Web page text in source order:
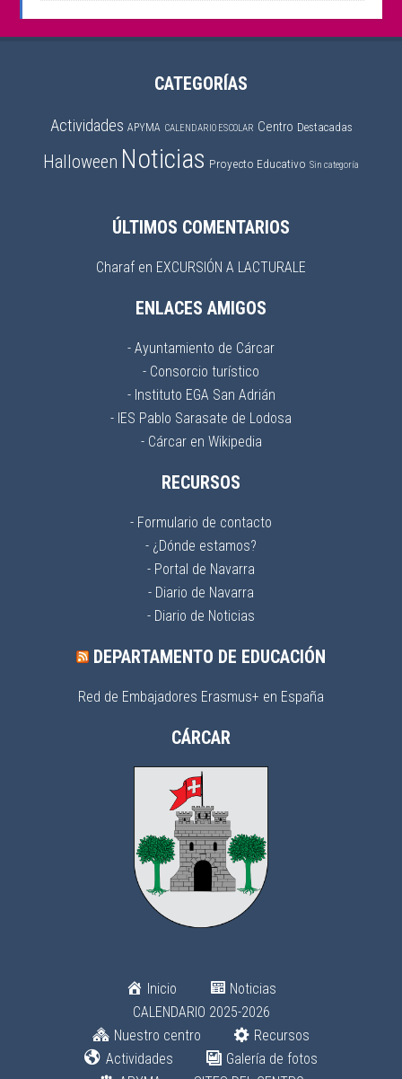
CATEGORÍAS
Actividades APYMA CALENDARIO ESCOLAR Centro Destacadas
Halloween Noticias Proyecto Educativo Sin categoría
ÚLTIMOS COMENTARIOS
Charaf en EXCURSIÓN A LACTURALE
ENLACES AMIGOS
- Ayuntamiento de Cárcar
- Consorcio turístico
- Instituto EGA San Adrián
- IES Pablo Sarasate de Lodosa
- Cárcar en Wikipedia
RECURSOS
- Formulario de contacto
- ¿Dónde estamos?
- Portal de Navarra
- Diario de Navarra
- Diario de Noticias
DEPARTAMENTO DE EDUCACIÓN
Red de Embajadores Erasmus+ en España
CÁRCAR
Inicio
Noticias
CALENDARIO 2025-2026
Nuestro centro
Recursos
Actividades
Galería de fotos